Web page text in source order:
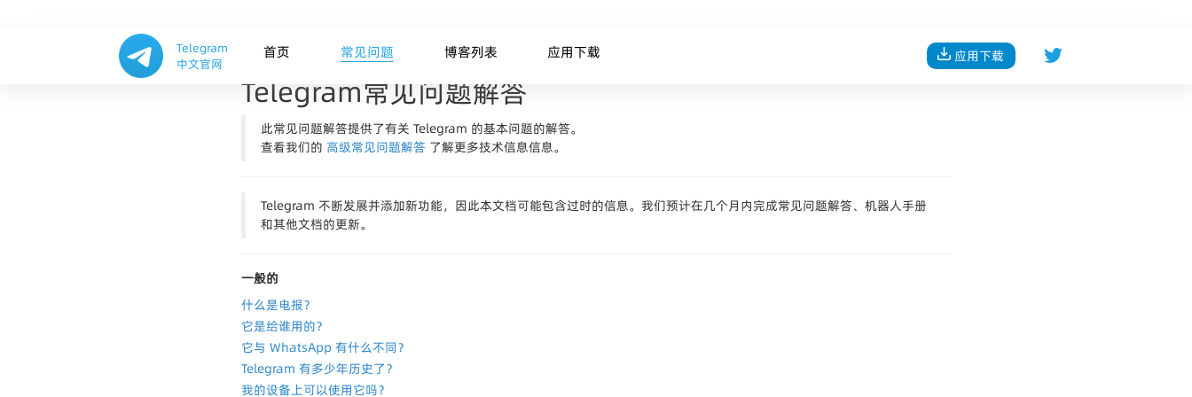
Telegram
中文官网
首页 常见问题 博客列表 应用下载 应用下载
Telegram常见问题解答
此常见问题解答提供了有关 Telegram 的基本问题的解答。
查看我们的 高级常见问题解答 了解更多技术信息信息。
Telegram 不断发展并添加新功能，因此本文档可能包含过时的信息。我们预计在几个月内完成常见问题解答、机器人手册
和其他文档的更新。
一般的
什么是电报？
它是给谁用的？
它与 WhatsApp 有什么不同？
Telegram 有多少年历史了？
我的设备上可以使用它吗？